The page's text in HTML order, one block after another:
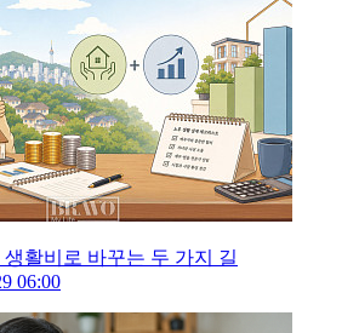
활비로 바꾸는 두 가지 길
06:00